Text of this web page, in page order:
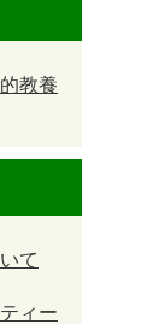
教養
て
ィー